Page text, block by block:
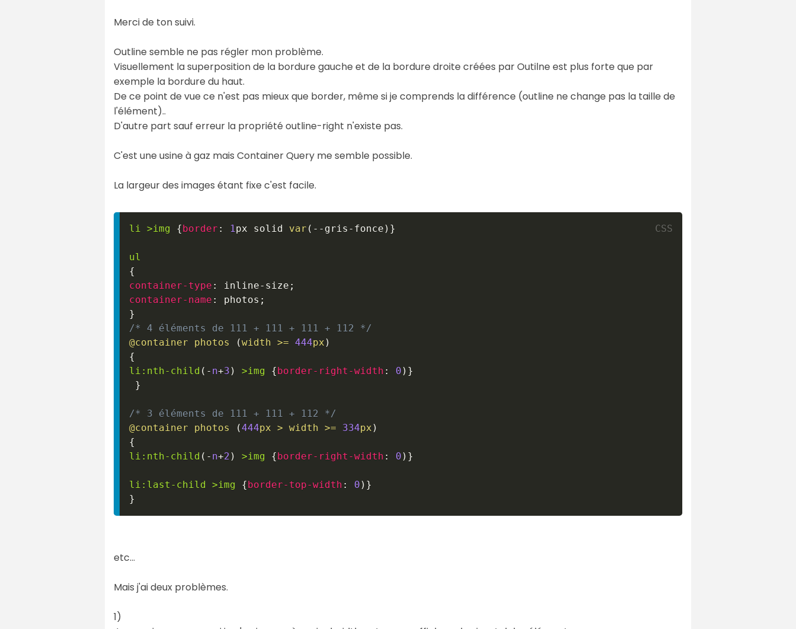
Merci de ton suivi.
Outline semble ne pas régler mon problème.
Visuellement la superposition de la bordure gauche et de la bordure droite créées par Outilne est plus forte que par
exemple la bordure du haut.
De ce point de vue ce n'est pas mieux que border, même si je comprends la différence (outline ne change pas la taille de
l'élément)..
D'autre part sauf erreur la propriété outline-right n'existe pas.
C'est une usine à gaz mais Container Query me semble possible.
La largeur des images étant fixe c'est facile.
li >img {border : 1 px solid var ( --gris-fonce ) }
ul
{
container-type : inline-size ;
container-name : photos ;
}
/* 4 éléments de 111 + 111 + 111 + 112 */
@container photos (width >= 444px )
{
li :nth-child ( - n+3 ) >img {border-right-width : 0 ) }
}
/* 3 éléments de 111 + 111 + 112 */
@container photos (444px > width >= 334px )
{
li :nth-child ( - n+2 ) >img {border-right-width : 0 ) }
li :last-child >img {border-top-width : 0 ) }
}
etc...
Mais j'ai deux problèmes.
1)